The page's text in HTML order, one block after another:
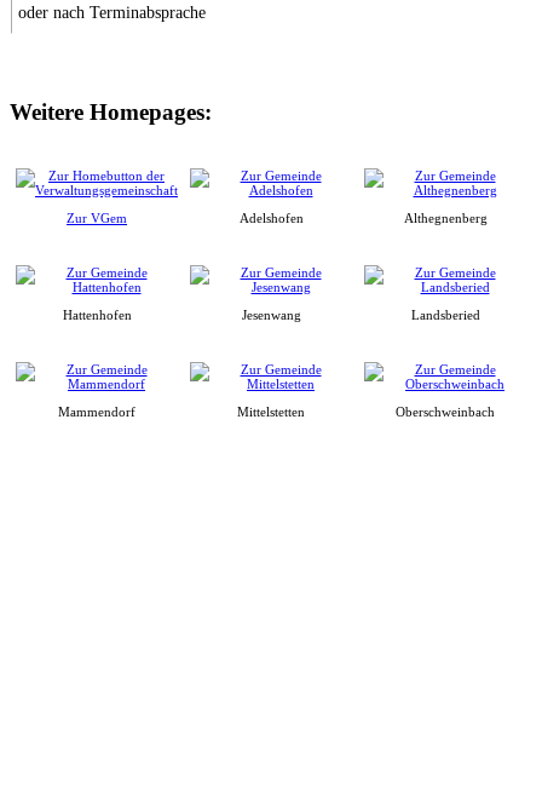
oder nach Terminabsprache
Weitere Homepages:
Zur VGem Adelshofen Althegnenberg
Hattenhofen Jesenwang Landsberied
Mammendorf Mittelstetten Oberschweinbach